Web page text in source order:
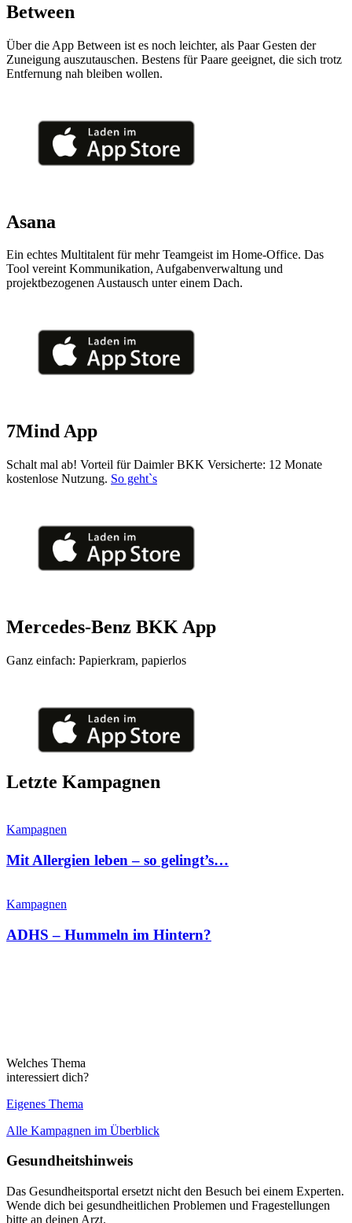
Between
Über die App Between ist es noch leichter, als Paar Gesten der
Zuneigung auszutauschen. Bestens für Paare geeignet, die sich trotz
Entfernung nah bleiben wollen.
Asana
Ein echtes Multitalent für mehr Teamgeist im Home-Office. Das
Tool vereint Kommunikation, Aufgabenverwaltung und
projektbezogenen Austausch unter einem Dach.
7Mind App
Schalt mal ab! Vorteil für Daimler BKK Versicherte: 12 Monate
kostenlose Nutzung. So geht`s
Mercedes-Benz BKK App
Ganz einfach: Papierkram, papierlos
Letzte Kampagnen
Kampagnen
Mit Allergien leben – so gelingt’s…
Kampagnen
ADHS – Hummeln im Hintern?
Welches Thema
interessiert dich?
Eigenes Thema
Alle Kampagnen im Überblick
Gesundheitshinweis
Das Gesundheitsportal ersetzt nicht den Besuch bei einem Experten.
Wende dich bei gesundheitlichen Problemen und Fragestellungen
bitte an deinen Arzt.